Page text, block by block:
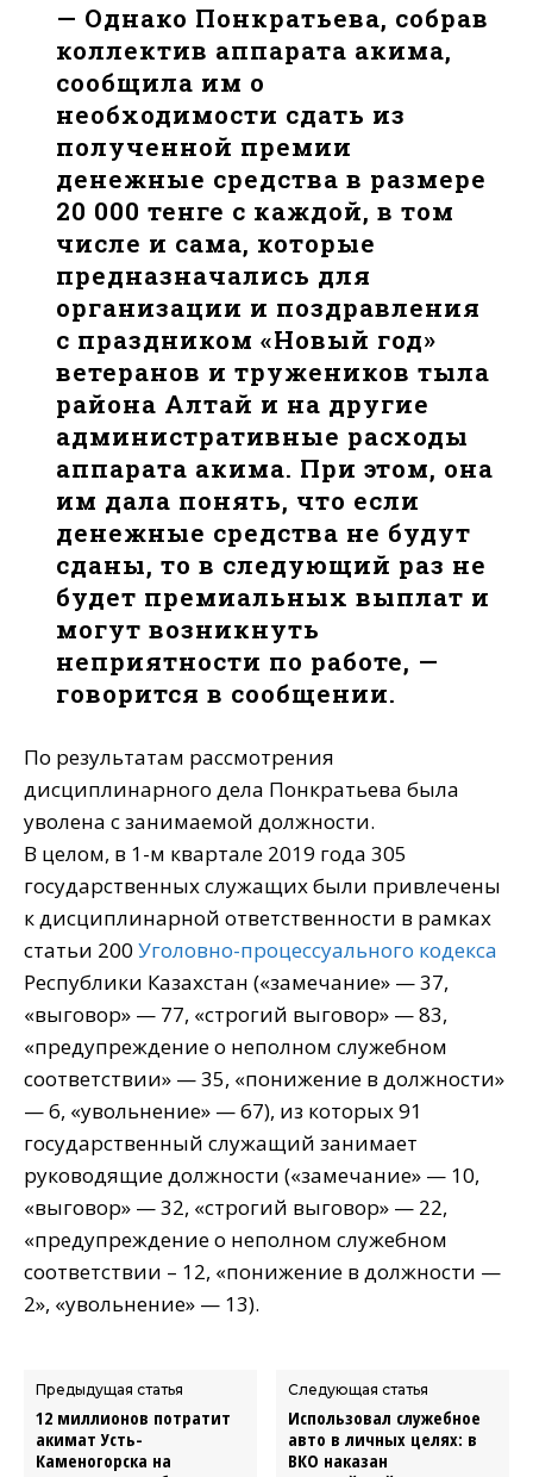
— Однако Понкратьева, собрав
коллектив аппарата акима,
сообщила им о
необходимости сдать из
полученной премии
денежные средства в размере
20 000 тенге с каждой, в том
числе и сама, которые
предназначались для
организации и поздравления
с праздником «Новый год»
ветеранов и тружеников тыла
района Алтай и на другие
административные расходы
аппарата акима. При этом, она
им дала понять, что если
денежные средства не будут
сданы, то в следующий раз не
будет премиальных выплат и
могут возникнуть
неприятности по работе, —
говорится в сообщении.
По результатам рассмотрения
дисциплинарного дела Понкратьева была
уволена с занимаемой должности.
В целом, в 1-м квартале 2019 года 305
государственных служащих были привлечены
к дисциплинарной ответственности в рамках
статьи 200 Уголовно-процессуального кодекса
Республики Казахстан («замечание» — 37,
«выговор» — 77, «строгий выговор» — 83,
«предупреждение о неполном служебном
соответствии» — 35, «понижение в должности»
— 6, «увольнение» — 67), из которых 91
государственный служащий занимает
руководящие должности («замечание» — 10,
«выговор» — 32, «строгий выговор» — 22,
«предупреждение о неполном служебном
соответствии – 12, «понижение в должности —
2», «увольнение» — 13).
Предыдущая статья
12 миллионов потратит
акимат Усть-
Каменогорска на
Следующая статья
Использовал служебное
авто в личных целях: в
ВКО наказан